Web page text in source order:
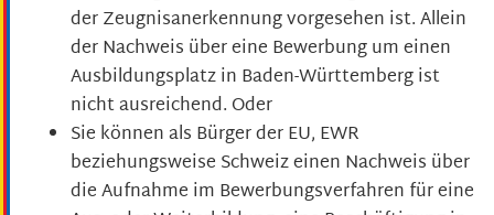
der Zeugnisanerkennung vorgesehen ist. Allein
der Nachweis über eine Bewerbung um einen
Ausbildungsplatz in Baden-Württemberg ist
nicht ausreichend. Oder
Sie können als Bürger der EU, EWR
beziehungsweise Schweiz einen Nachweis über
die Aufnahme im Bewerbungsverfahren für eine